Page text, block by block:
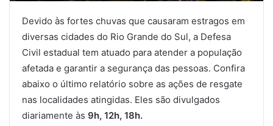
Devido às fortes chuvas que causaram estragos em
diversas cidades do Rio Grande do Sul, a Defesa
Civil estadual tem atuado para atender a população
afetada e garantir a segurança das pessoas. Confira
abaixo o último relatório sobre as ações de resgate
nas localidades atingidas. Eles são divulgados
diariamente às 9h, 12h, 18h.